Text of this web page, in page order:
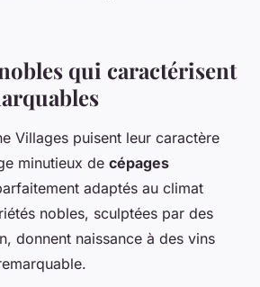
qui caractérisent
Villages puisent leur caractère
minutieux de cépages
adaptés au climat
nobles, sculptées par des
donnent naissance à des vins